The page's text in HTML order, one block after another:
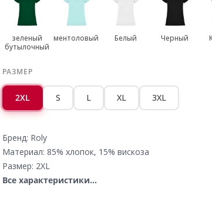
зеленый
бутылочный
ментоловый Белый Черный
РАЗМЕР
2XL S L XL 3XL
Бренд: Roly
Материал: 85% хлопок, 15% вискоза
Размер: 2XL
Все характеристики...